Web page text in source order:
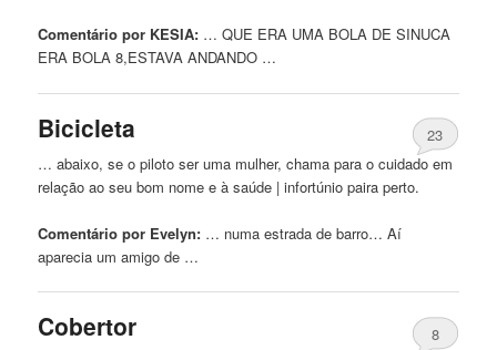
Comentário por KESIA: … QUE ERA UMA BOLA DE SINUCA
ERA BOLA 8,ESTAVA ANDANDO …
Bicicleta
23
… abaixo, se o piloto ser uma mulher, chama para o cuidado em
relação ao seu bom nome e à saúde | infortúnio paira perto.
Comentário por Evelyn: … numa estradade barro… Aí
aparecia um amigode …
Cobertor
8